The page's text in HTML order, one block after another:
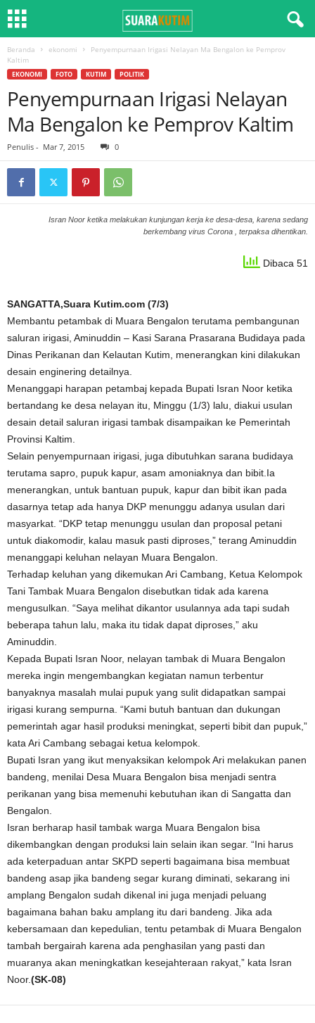
Beranda ekonomi
Penyempurnaan Irigasi Nelayan Ma Bengalon ke Pemprov
Kaltim
EKONOMI FOTO KUTIM POLITIK
Penyempurnaan Irigasi Nelayan
Ma Bengalon ke Pemprov Kaltim
Penulis - Mar 7, 2015 0
Isran Noor ketika melakukan kunjungan kerja ke desa-desa, karena sedang
berkembang virus Corona , terpaksa dihentikan.
Dibaca 51
SANGATTA,Suara Kutim.com (7/3)
Membantu petambak di Muara Bengalon terutama pembangunan
saluran irigasi, Aminuddin – Kasi Sarana Prasarana Budidaya pada
Dinas Perikanan dan Kelautan Kutim, menerangkan kini dilakukan
desain enginering detailnya.
Menanggapi harapan petambaj kepada Bupati Isran Noor ketika
bertandang ke desa nelayan itu, Minggu (1/3) lalu, diakui usulan
desain detail saluran irigasi tambak disampaikan ke Pemerintah
Provinsi Kaltim.
Selain penyempurnaan irigasi, juga dibutuhkan sarana budidaya
terutama sapro, pupuk kapur, asam amoniaknya dan bibit.Ia
menerangkan, untuk bantuan pupuk, kapur dan bibit ikan pada
dasarnya tetap ada hanya DKP menunggu adanya usulan dari
masyarkat. “DKP tetap menunggu usulan dan proposal petani
untuk diakomodir, kalau masuk pasti diproses,” terang Aminuddin
menanggapi keluhan nelayan Muara Bengalon.
Terhadap keluhan yang dikemukan Ari Cambang, Ketua Kelompok
Tani Tambak Muara Bengalon disebutkan tidak ada karena
mengusulkan. “Saya melihat dikantor usulannya ada tapi sudah
beberapa tahun lalu, maka itu tidak dapat diproses,” aku
Aminuddin.
Kepada Bupati Isran Noor, nelayan tambak di Muara Bengalon
mereka ingin mengembangkan kegiatan namun terbentur
banyaknya masalah mulai pupuk yang sulit didapatkan sampai
irigasi kurang sempurna. “Kami butuh bantuan dan dukungan
pemerintah agar hasil produksi meningkat, seperti bibit dan pupuk,”
kata Ari Cambang sebagai ketua kelompok.
Bupati Isran yang ikut menyaksikan kelompok Ari melakukan panen
bandeng, menilai Desa Muara Bengalon bisa menjadi sentra
perikanan yang bisa memenuhi kebutuhan ikan di Sangatta dan
Bengalon.
Isran berharap hasil tambak warga Muara Bengalon bisa
dikembangkan dengan produksi lain selain ikan segar. “Ini harus
ada keterpaduan antar SKPD seperti bagaimana bisa membuat
bandeng asap jika bandeng segar kurang diminati, sekarang ini
amplang Bengalon sudah dikenal ini juga menjadi peluang
bagaimana bahan baku amplang itu dari bandeng. Jika ada
kebersamaan dan kepedulian, tentu petambak di Muara Bengalon
tambah bergairah karena ada penghasilan yang pasti dan
muaranya akan meningkatkan kesejahteraan rakyat,” kata Isran
Noor.(SK-08)